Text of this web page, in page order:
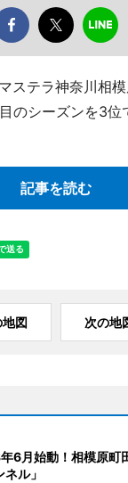
ステラ神奈川相
のシーズンを3位
記事を読む
図 次の地
6月始動！相模原町
ル」